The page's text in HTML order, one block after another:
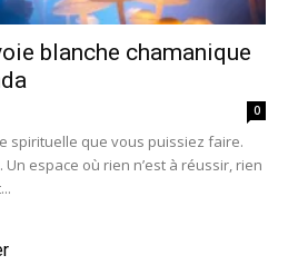
blanche chamanique
0
spirituelle que vous puissiez faire.
espace où rien n’est à réussir, rien